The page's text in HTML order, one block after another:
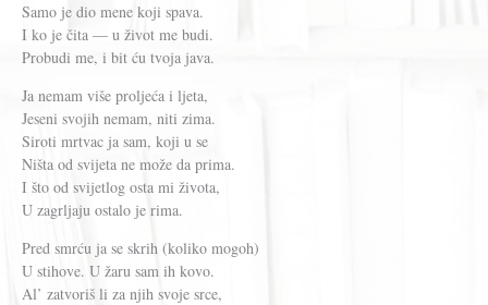
Samo je dio mene koji spava.
I ko je čita — u život me budi.
Probudi me, i bit ću tvoja java.
Ja nemam više proljeća i ljeta,
Jeseni svojih nemam, niti zima.
Siroti mrtvac ja sam, koji u se
Ništa od svijeta ne može da prima.
I što od svijetlog osta mi života,
U zagrljaju ostalo je rima.
Pred smrću ja se skrih (koliko mogoh)
U stihove. U žaru sam ih kovo.
Al’ zatvoriš li za njih svoje srce,